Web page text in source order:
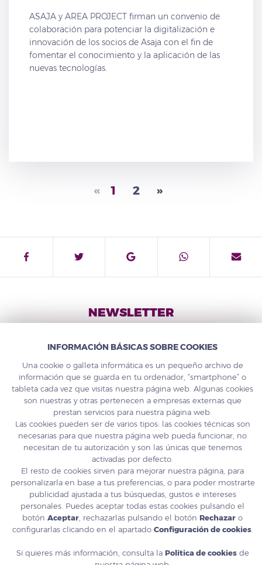
ASAJA y AREA PROJECT firman un convenio de
colaboración para potenciar la digitalización e
innovación de los socios de Asaja con el fin de
fomentar el conocimiento y la aplicación de las
nuevas tecnologías.
« 1 2 »
NEWSLETTER
SUSCRÍBETE
967 555 325
MAIL info@areaproject.com
© 2026 Area Project Solutions
Políticas y calidad
Condiciones
Aviso legal
Protección de datos
INFORMACIÓN BÁSICAS SOBRE COOKIES
Una cookie o galleta informática es un pequeño archivo de
información que se guarda en tu ordenador, “smartphone” o
tableta cada vez que visitas nuestra página web. Algunas cookies
son nuestras y otras pertenecen a empresas externas que
prestan servicios para nuestra página web.
Las cookies pueden ser de varios tipos: las cookies técnicas son
necesarias para que nuestra página web pueda funcionar, no
necesitan de tu autorización y son las únicas que tenemos
activadas por defecto.
El resto de cookies sirven para mejorar nuestra página, para
personalizarla en base a tus preferencias, o para poder mostrarte
publicidad ajustada a tus búsquedas, gustos e intereses
personales. Puedes aceptar todas estas cookies pulsando el
botón Aceptar , rechazarlas pulsando el botón Rechazar o
configurarlas clicando en el apartado Configuración de cookies.
Si quieres más información, consulta la Política de cookiesde